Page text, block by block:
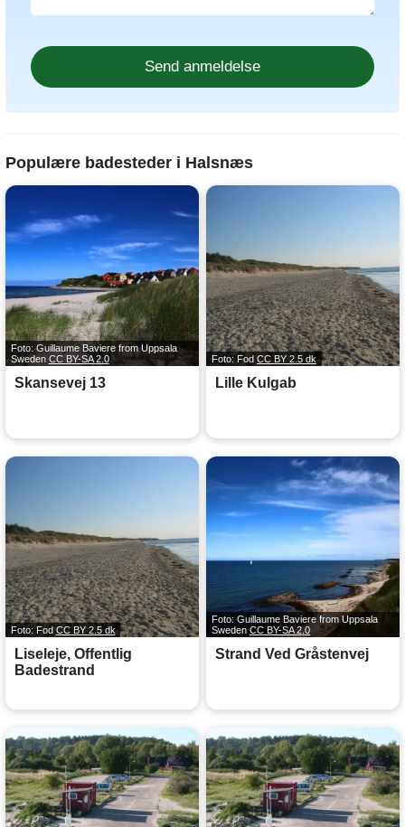
Populære badesteder i Halsnæs
Foto: Guillaume Baviere from Uppsala
Sweden CC BY-SA 2.0
Skansevej 13
Foto: Fod CC BY 2.5 dk
Lille Kulgab
Foto: Fod CC BY 2.5 dk
Liseleje, Offentlig
Badestrand
Foto: Guillaume Baviere from Uppsala
SwedenCC BY-SA 2.0
Strand Ved Gråstenvej